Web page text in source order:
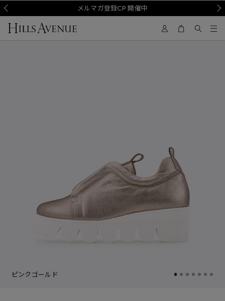
メルマガ登録CP 開催中
ピンクゴールド